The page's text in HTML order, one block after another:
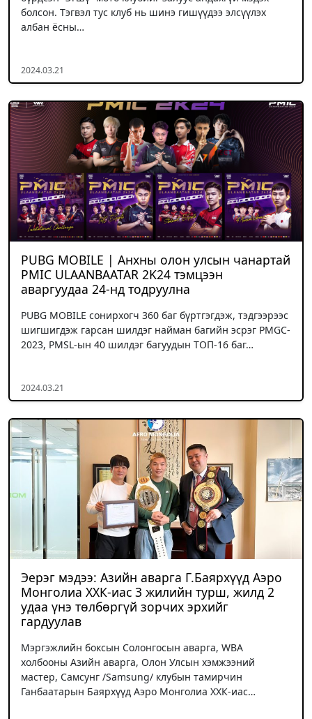
болсон. Тэгвэл тус клуб нь шинэ гишүүдээ элсүүлэх
албан ёсны…
2024.03.21
PUBG MOBILE | Анхны олон улсын чанартай
PMIC ULAANBAATAR 2K24 тэмцээн
аваргуудаа 24-нд тодруулна
PUBG MOBILE сонирхогч 360 баг бүртгэгдэж, тэдгээрээс
шигшигдэж гарсан шилдэг найман багийн эсрэг PMGC-
2023, PMSL-ын 40 шилдэг багуудын ТОП-16 баг…
2024.03.21
Эерэг мэдээ: Азийн аварга Г.Баярхүүд Аэро
Монголиа ХХК-иас 3 жилийн турш, жилд 2
удаа үнэ төлбөргүй зорчих эрхийг
гардуулав
Мэргэжлийн боксын Солонгосын аварга, WBA
холбооны Азийн аварга, Олон Улсын хэмжээний
мастер, Самсунг /Samsung/ клубын тамирчин
Ганбаатарын Баярхүүд Аэро Монголиа ХХК-иас…